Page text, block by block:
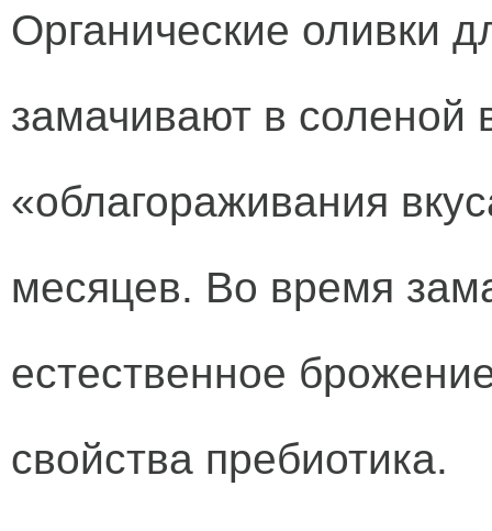
Органические оливки
замачивают в соленой
«облагораживания
месяцев. Во время
естественное
свойства пребиотика.